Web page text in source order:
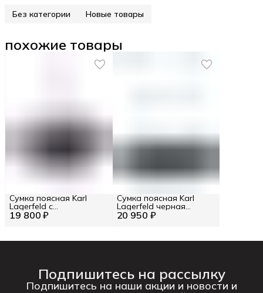
Без категории Новые товары
похожие товары
19 800 ₽
Сумка поясная Karl
Lagerfeld c
монограммами 20 950 ₽
Сумка поясная Karl
Lagerfeld черная
текстильная с лого
Подпишитесь на рассылку
Подпишитесь на наши акции и новости и